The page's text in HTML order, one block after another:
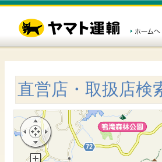
直営店・取扱店検